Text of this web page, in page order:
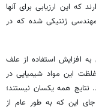
این ارزیابی برای آنها
ژنتیکی شده که در
افزایش استفاده از علف
این مواد شیمیایی در
همه یکسان نیستند؛
این که به طور عام از